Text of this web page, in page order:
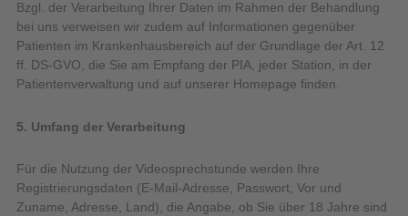
Bzgl. der Verarbeitung Ihrer Daten im Rahmen der Behandlung
bei uns verweisen wir zudem auf Informationen gegenüber
Patienten im Krankenhausbereich auf der Grundlage der Art. 12
ff. DS-GVO, die Sie am Empfang der PIA, jeder Station, in der
Patientenverwaltung und auf unserer Homepage finden.
5. Umfang der Verarbeitung
Für die Nutzung der Videosprechstunde werden Ihre
Registrierungsdaten (E-Mail-Adresse, Passwort, Vor und
Zuname, Adresse, Land), die Angabe, ob Sie über 18 Jahre sind